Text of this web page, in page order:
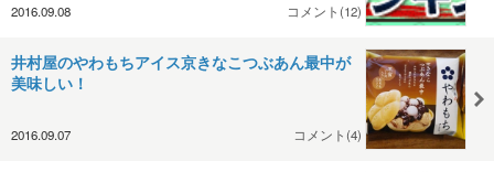
2016.09.08 コメント(12)
井村屋のやわもちアイス京きなこつぶあん最中が
美味しい！
2016.09.07 コメント(4)